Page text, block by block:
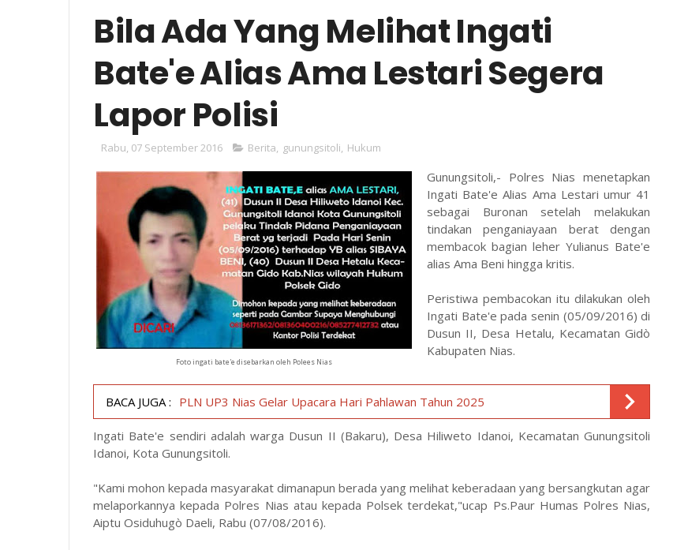
Bila Ada Yang Melihat Ingati
Bate'e Alias Ama Lestari Segera
Lapor Polisi
Rabu, 07 September 2016 Berita gunungsitoli Hukum
Foto ingati bate'e disebarkan oleh Polees Nias
Gunungsitoli,- Polres Nias menetapkan
Ingati Bate'e Alias Ama Lestari umur 41
sebagai Buronan setelah melakukan
tindakan penganiayaan berat dengan
membacok bagian leher Yulianus Bate'e
alias Ama Beni hingga kritis.
Peristiwa pembacokan itu dilakukan oleh
Ingati Bate'e pada senin (05/09/2016) di
Dusun II, Desa Hetalu, Kecamatan Gidò
Kabupaten Nias.
BACA JUGA : PLN UP3 Nias Gelar Upacara Hari Pahlawan Tahun 2025
Ingati Bate'e sendiri adalah warga Dusun II (Bakaru), Desa Hiliweto Idanoi, Kecamatan Gunungsitoli
Idanoi, Kota Gunungsitoli.
"Kami mohon kepada masyarakat dimanapun berada yang melihat keberadaan yang bersangkutan agar
melaporkannya kepada Polres Nias atau kepada Polsek terdekat,"ucap Ps.Paur Humas Polres Nias,
Aiptu Osiduhugò Daeli, Rabu (07/08/2016).